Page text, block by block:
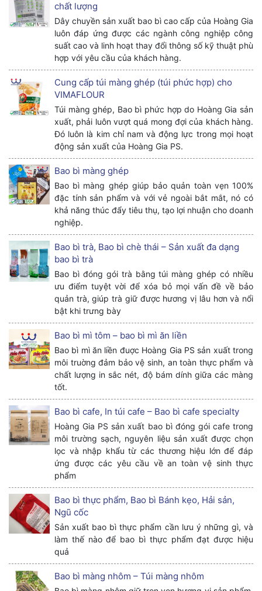
chất lượng
Dây chuyền sản xuất bao bì cao cấp của Hoàng Gia
luôn đáp ứng được các ngành công nghiệp công
suất cao và linh hoạt thay đổi thông số kỹ thuật phù
hợp với yêu cầu của khách hàng.
Cung cấp túi màng ghép (túi phức hợp) cho
VIMAFLOUR
Túi màng ghép, Bao bì phức hợp do Hoàng Gia sản
xuất, phải luôn vượt quá mong đợi của khách hàng.
Đó luôn là kim chỉ nam và động lực trong mọi hoạt
động sản xuất của Hoàng Gia PS.
Bao bì màng ghép
Bao bì màng ghép giúp bảo quản toàn vẹn 100%
đặc tính sản phẩm và với vẻ ngoài bắt mắt, nó có
khả năng thúc đẩy tiêu thụ, tạo lợi nhuận cho doanh
nghiệp.
Bao bì trà, Bao bì chè thái – Sản xuất đa dạng
bao bì trà
Bao bì đóng gói trà bằng túi màng ghép có nhiều
ưu điểm tuyệt vời để xóa bỏ mọi vấn đề về bảo
quản trà, giúp trà giữ được hương vị lâu hơn và nổi
bật khi trưng bày
Bao bì mì tôm – bao bì mì ăn liền
Bao bì mì ăn liền đuợc Hoàng Gia PS sản xuất trong
môi truờng đảm bảo vệ sinh, an toàn thực phẩm và
chất lượng in sắc nét, độ bám dính giữa các màng
tốt.
Bao bì cafe, In túi cafe – Bao bì cafe specialty
Hoàng Gia PS sản xuất bao bì đóng gói cafe trong
môi trường sạch, nguyên liệu sản xuất được chọn
lọc và nhập khẩu từ các thương hiệu lớn để đáp
ứng được các yêu cầu về an toàn vệ sinh thực
phẩm
Bao bì thực phẩm, Bao bì Bánh kẹo, Hải sản,
Ngũ cốc
Sản xuất bao bì thực phẩm cần lưu ý những gì, và
làm thế nào để bao bì thực phẩm đạt được hiệu
quả
Bao bì màng nhôm – Túi màng nhôm